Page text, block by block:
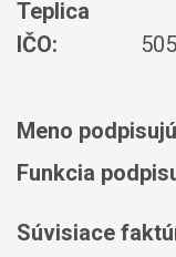
Teplica
IČO:
Meno
Funkcia
Súvisiace